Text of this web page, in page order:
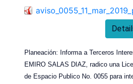
Planeación: Informa a Terceros
EMIRO SALAS DIAZ, radico una
de Espacio Publico No. 0055 para